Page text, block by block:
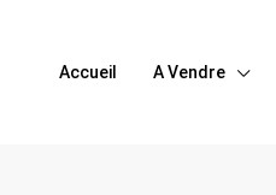
Accueil A Vendre